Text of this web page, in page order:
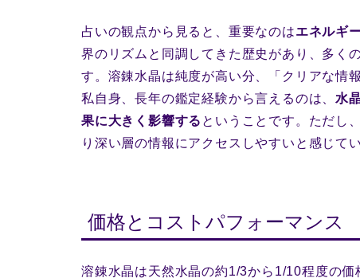
占いの観点から見ると、重要なのはエネルギ
界のリズムと同調してきた歴史があり、多く
す。溶錬水晶は純度が高い分、「クリアな情
私自身、長年の鑑定経験から言えるのは、 水
果に大きく影響する ということです。ただし
り深い層の情報にアクセスしやすいと感じてい
価格とコストパフォーマンス
溶錬水晶は天然水晶の約1/3から1/10程度の